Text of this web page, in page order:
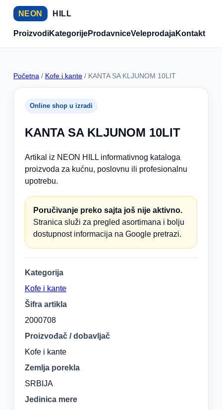
NEON HILL
ProizvodiKategorijeProdavniceVeleprodajaKontakt
Početna / Kofe i kante/ KANTA SA KLJUNOM 10LIT
Online shop u izradi
KANTA SA KLJUNOM 10LIT
Artikal iz NEON HILL informativnog kataloga
proizvoda za kućnu, poslovnu ili profesionalnu
upotrebu.
Poručivanje preko sajta još nije aktivno.
Stranica služi za pregled asortimana i bolju
dostupnost informacija na Google pretrazi.
Kategorija
Kofe i kante
Šifra artikla
2000708
Proizvođač / dobavljač
Kofe i kante
Zemlja porekla
SRBIJA
Jedinica mere